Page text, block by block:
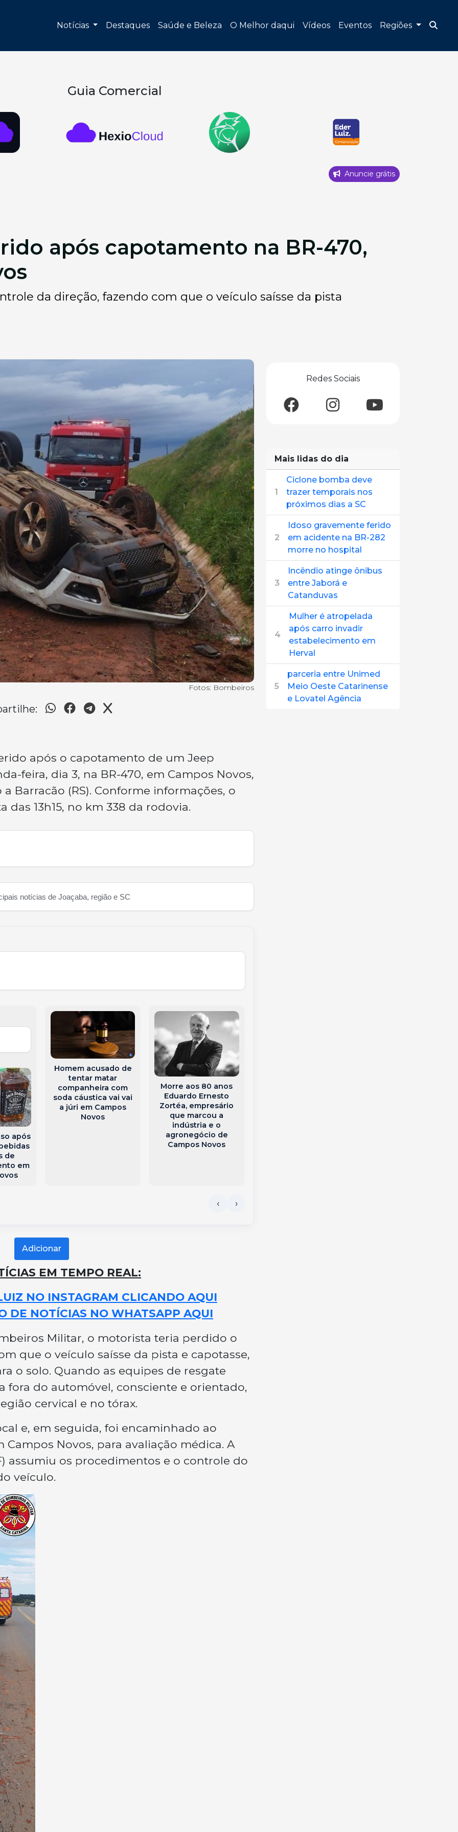
Notícias Destaques Saúde e Beleza O Melhor daqui Vídeos Eventos Regiões
Guia Comercial
Anuncie grátis
após capotamento na BR-470,
da direção, fazendo com que o veículo saísse da pista
Fotos: Bombeiros
após o capotamento de um Jeep
feira, dia 3, na BR-470, em Campos Novos,
Barracão (RS). Conforme informações, o
13h15, no km 338 da rodovia.
notícias de Joaçaba, região e SC
após
de
em
Homem acusado de
tentar matar
companheira com
soda cáustica vai vai
a júri em Campos
Novos
Morre aos 80 anos
Eduardo Ernesto
Zortéa, empresário
que marcou a
indústria e o
agronegócio de
Campos Novos
Adicionar
EM TEMPO REAL:
NO INSTAGRAM CLICANDO AQUI
DE NOTÍCIAS NO WHATSAPP AQUI
Militar, o motorista teria perdido o
que o veículo saísse da pista e capotasse,
o solo. Quando as equipes de resgate
fora do automóvel, consciente e orientado,
cervical e no tórax.
e, em seguida, foi encaminhado ao
Campos Novos, para avaliação médica. A
assumiu os procedimentos e o controle do
veículo.
Redes Sociais
Mais lidas do dia
1
Ciclone bomba deve
trazer temporais nos
próximos dias a SC
2
Idoso gravemente ferido
em acidente na BR-282
morre no hospital
3
Incêndio atinge ônibus
entre Jaborá e
Catanduvas
4
Mulher é atropelada
após carro invadir
estabelecimento em
Herval
5
parceria entre Unimed
Meio Oeste Catarinense
e Lovatel Agência